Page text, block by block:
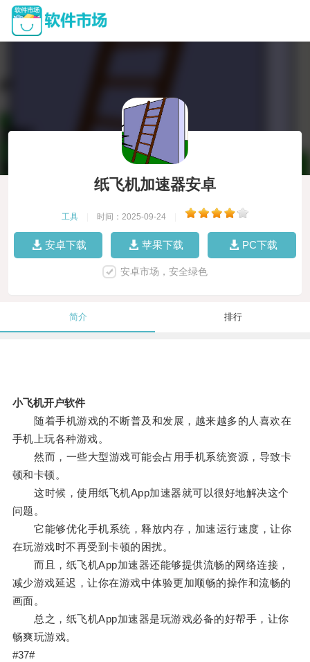
纸飞机加速器安卓
工具 时间：2025-09-24
安卓下载 苹果下载 PC下载
安卓市场，安全绿色
简介 排行
小飞机开户软件
随着手机游戏的不断普及和发展，越来越多的人喜欢在
手机上玩各种游戏。
然而，一些大型游戏可能会占用手机系统资源，导致卡
顿和卡顿。
这时候，使用纸飞机App加速器就可以很好地解决这个
问题。
它能够优化手机系统，释放内存，加速运行速度，让你
在玩游戏时不再受到卡顿的困扰。
而且，纸飞机App加速器还能够提供流畅的网络连接，
减少游戏延迟，让你在游戏中体验更加顺畅的操作和流畅的
画面。
总之，纸飞机App加速器是玩游戏必备的好帮手，让你
畅爽玩游戏。
#37#